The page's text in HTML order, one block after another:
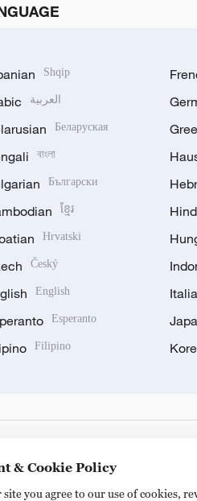
Shqip
العربية
Беларуская
বাংলা
Български
ខ្មែរ
Hrvatski
Český
English
Esperanto
Filipino
& Cookie Policy
you agree to our use of cookies,